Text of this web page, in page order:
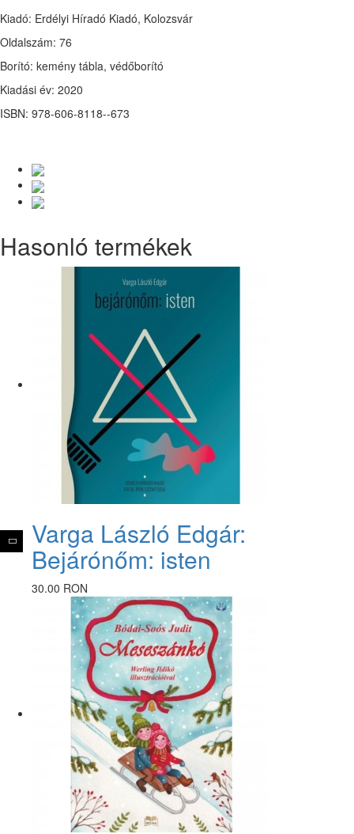
Kiadó: Erdélyi Híradó Kiadó, Kolozsvár
Oldalszám: 76
Borító: kemény tábla, védőborító
Kiadási év: 2020
ISBN: 978-606-8118--673
Hasonló termékek
Varga László Edgár:
Bejárónőm: isten
30.00 RON